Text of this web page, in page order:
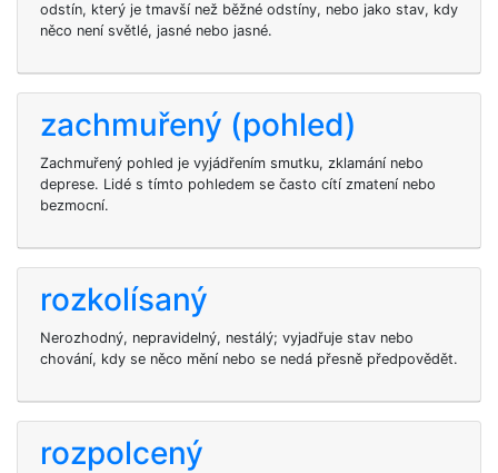
odstín, který je tmavší než běžné odstíny, nebo jako stav, kdy
něco není světlé, jasné nebo jasné.
zachmuřený (pohled)
Zachmuřený pohled je vyjádřením smutku, zklamání nebo
deprese. Lidé s tímto pohledem se často cítí zmatení nebo
bezmocní.
rozkolísaný
Nerozhodný, nepravidelný, nestálý; vyjadřuje stav nebo
chování, kdy se něco mění nebo se nedá přesně předpovědět.
rozpolcený